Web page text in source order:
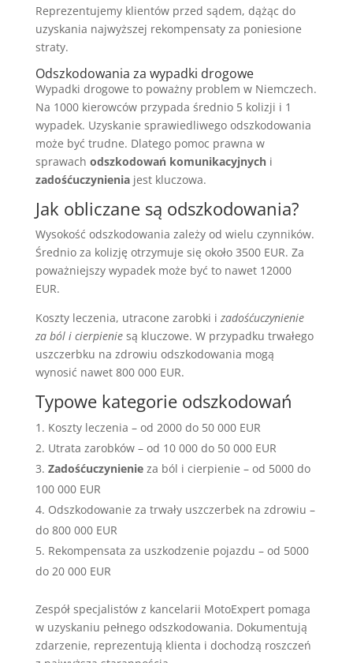
Reprezentujemy klientów przed sądem, dążąc do
uzyskania najwyższej rekompensaty za poniesione
straty.
Odszkodowania za wypadki drogowe
Wypadki drogowe to poważny problem w Niemczech.
Na 1000 kierowców przypada średnio 5 kolizji i 1
wypadek. Uzyskanie sprawiedliwego odszkodowania
może być trudne. Dlatego pomoc prawna w
sprawach odszkodowań komunikacyjnychi
zadośćuczynieniajest kluczowa.
Jak obliczane są odszkodowania?
Wysokość odszkodowania zależy od wielu czynników.
Średnio za kolizję otrzymuje się około 3500 EUR. Za
poważniejszy wypadek może być to nawet 12000
EUR.
Koszty leczenia, utracone zarobki i zadośćuczynienie
za ból i cierpieniesą kluczowe. W przypadku trwałego
uszczerbku na zdrowiu odszkodowania mogą
wynosić nawet 800 000 EUR.
Typowe kategorie odszkodowań
Koszty leczenia – od 2000 do 50 000 EUR
Utrata zarobków – od 10 000 do 50 000 EUR
Zadośćuczynienieza ból i cierpienie – od 5000 do
100 000 EUR
Odszkodowanie za trwały uszczerbek na zdrowiu –
do 800 000 EUR
Rekompensata za uszkodzenie pojazdu – od 5000
do 20 000 EUR
Zespół specjalistów z kancelarii MotoExpert pomaga
w uzyskaniu pełnego odszkodowania. Dokumentują
zdarzenie, reprezentują klienta i dochodzą roszczeń